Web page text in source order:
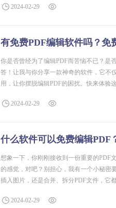
2024-02-29
有免费PDF编辑软件吗？免
你是否曾经为了编辑PDF而苦恼不已？是
答！让我与你分享一款神奇的软件，它不
用，让你摆脱编辑PDF的困扰。快来体验
2024-02-29
什么软件可以免费编辑PDF
想象一下，你刚刚接收到一份重要的PDF
的感觉，对吧？别担心，我有一个小秘密
插入图片，还是合并、拆分PDF文件，它
2024-02-29